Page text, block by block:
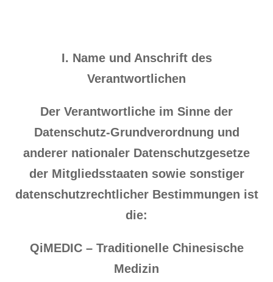
I. Name und Anschrift des
Verantwortlichen
Der Verantwortliche im Sinne der
Datenschutz-Grundverordnung und
anderer nationaler Datenschutzgesetze
der Mitgliedsstaaten sowie sonstiger
datenschutzrechtlicher Bestimmungen ist
die:
QiMEDIC – Traditionelle Chinesische
Medizin